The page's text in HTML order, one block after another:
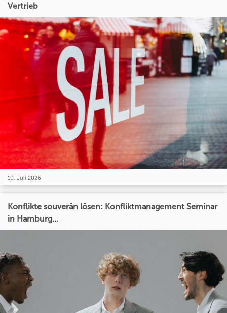
Vertrieb
10. Juli 2026
Konflikte souverän lösen: Konfliktmanagement Seminar
in Hamburg...